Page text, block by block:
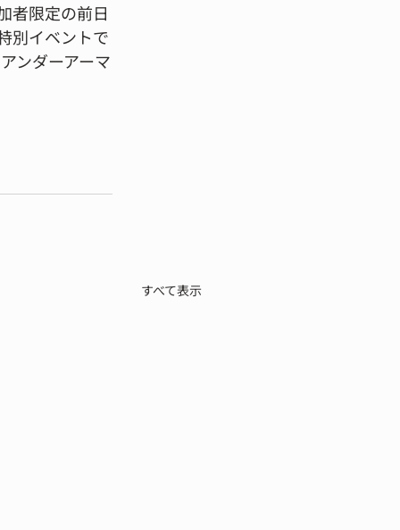
者限定の前日
別イベントで
ンダーアーマ
すべて表示